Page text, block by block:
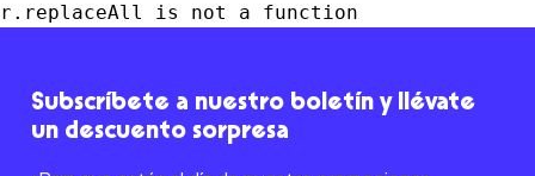
r.replaceAll is not a function
Subscríbete a nuestro boletín y llévate
un descuento sorpresa